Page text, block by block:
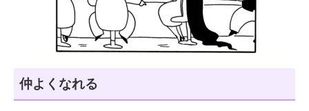
仲よくなれる